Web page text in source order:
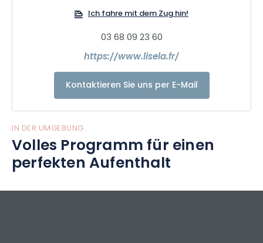
Wir bieten auch neuartige Geschenkpakete in den
schönsten Städten des Grand Est und Mikroabenteuer, die
Gehen Sie mit Lisela sofort auf Entdeckungsreise durch den
Grand Est!
Ich fahre mit dem Zug hin!
03 68 09 23 60
https://www.lisela.fr/
Kontaktieren Sie uns per E-Mail
IN DER UMGEBUNG
Volles Programm für einen
perfekten Aufenthalt